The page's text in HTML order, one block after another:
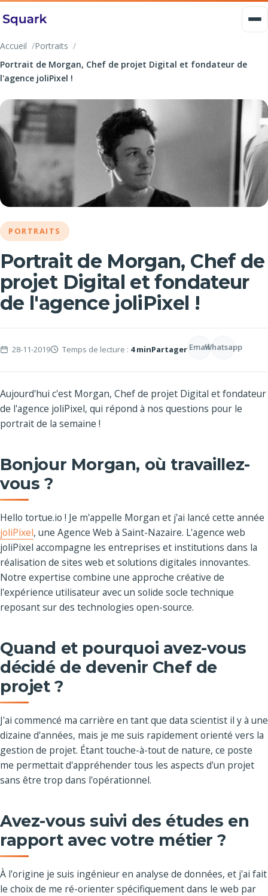
Accueil
Portraits
Portrait de Morgan, Chef de projet Digital et fondateur de
l'agence joliPixel !
PORTRAITS
Portrait de Morgan, Chef de
projet Digital et fondateur
de l'agence joliPixel !
28-11-2019 Temps de lecture : 4 minPartager EmailWhatsapp
Aujourd'hui c'est Morgan, Chef de projet Digital et fondateur
de l'agence joliPixel, qui répond à nos questions pour le
portrait de la semaine !
Bonjour Morgan, où travaillez-
vous ?
Hello tortue.io ! Je m'appelle Morgan et j'ai lancé cette année
joliPixel, une Agence Web à Saint-Nazaire. L'agence web
joliPixel accompagne les entreprises et institutions dans la
réalisation de sites web et solutions digitales innovantes.
Notre expertise combine une approche créative de
l'expérience utilisateur avec un solide socle technique
reposant sur des technologies open-source.
Quand et pourquoi avez-vous
décidé de devenir Chef de
projet ?
J'ai commencé ma carrière en tant que data scientist il y à une
dizaine d'années, mais je me suis rapidement orienté vers la
gestion de projet. Étant touche-à-tout de nature, ce poste
me permettait d'appréhender tous les aspects d'un projet
sans être trop dans l'opérationnel.
Avez-vous suivi des études en
rapport avec votre métier ?
À l'origine je suis ingénieur en analyse de données, et j'ai fait
le choix de me ré-orienter spécifiquement dans le web par